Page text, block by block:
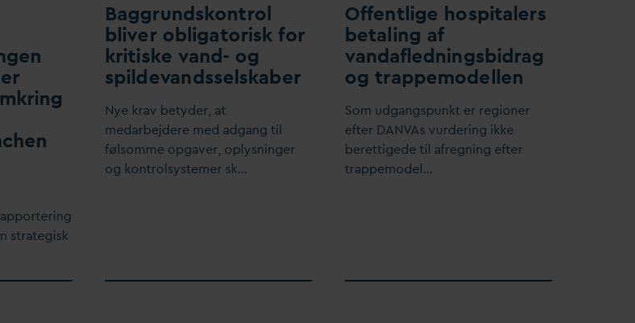
strategisk
Baggrundskontrol
bliver obligatorisk for
kritiskevand- og
spildevandsselskaber
Nye krav betyder, at
medarbejdere med adgang til
følsomme opgaver, oplysninger
og kontrolsystemer sk…
Offentlige hospitalers
betaling af
vandafledningsbidrag
og trappemodellen
Som udgangspunkt er regioner
efter DANVAs vurdering ikke
berettigede til afregning efter
trappemodel…